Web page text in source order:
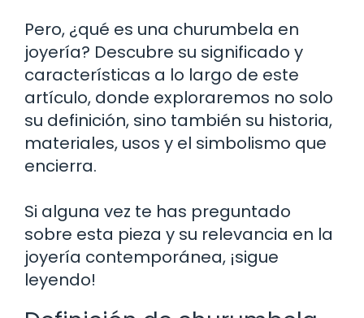
Pero, ¿qué es una churumbela en
joyería? Descubre su significado y
características a lo largo de este
artículo, donde exploraremos no solo
su definición, sino también su historia,
materiales, usos y el simbolismo que
encierra.
Si alguna vez te has preguntado
sobre esta pieza y su relevancia en la
joyería contemporánea, ¡sigue
leyendo!